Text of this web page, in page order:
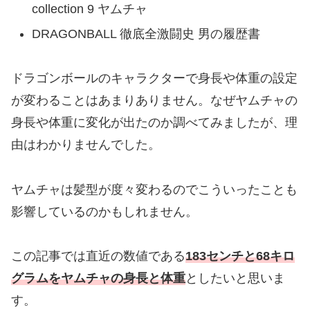
collection 9 ヤムチャ
DRAGONBALL 徹底全激闘史 男の履歴書
ドラゴンボールのキャラクターで身長や体重の設定
が変わることはあまりありません。なぜヤムチャの
身長や体重に変化が出たのか調べてみましたが、理
由はわかりませんでした。
ヤムチャは髪型が度々変わるのでこういったことも
影響しているのかもしれません。
この記事では直近の数値である183センチと68キロ
グラムをヤムチャの身長と体重としたいと思いま
す。